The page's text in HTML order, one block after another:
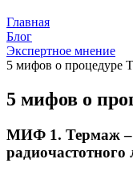
Главная
Блог
Экспертное мнение
5 мифов о процедуре
5 мифов о
МИФ 1. Термаж –
радиочастотного